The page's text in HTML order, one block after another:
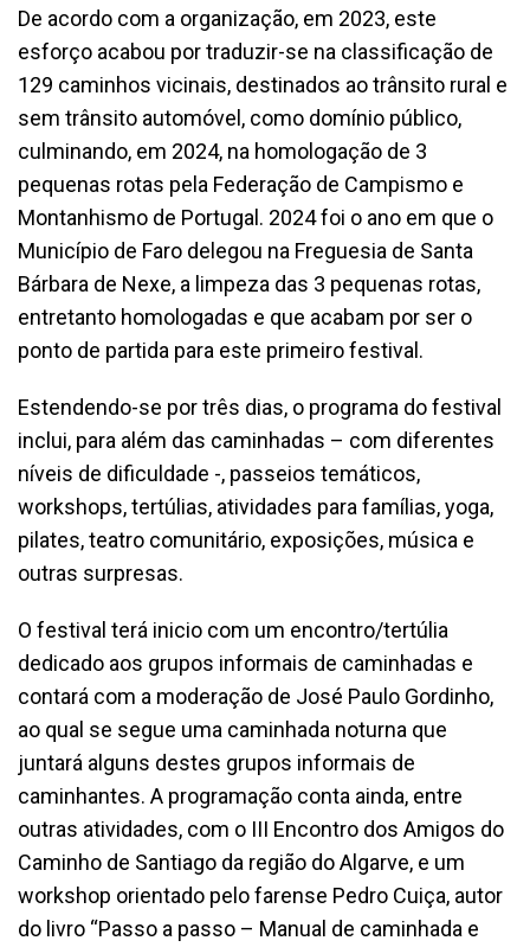
De acordo com a organização, em 2023, este
esforço acabou por traduzir-se na classificação de
129 caminhos vicinais, destinados ao trânsito rural e
sem trânsito automóvel, como domínio público,
culminando, em 2024, na homologação de 3
pequenas rotas pela Federação de Campismo e
Montanhismo de Portugal. 2024 foi o ano em que o
Município de Faro delegou na Freguesia de Santa
Bárbara de Nexe, a limpeza das 3 pequenas rotas,
entretanto homologadas e que acabam por ser o
ponto de partida para este primeiro festival.
Estendendo-se por três dias, o programa do festival
inclui, para além das caminhadas – com diferentes
níveis de dificuldade -, passeios temáticos,
workshops, tertúlias, atividades para famílias, yoga,
pilates, teatro comunitário, exposições, música e
outras surpresas.
O festival terá inicio com um encontro/tertúlia
dedicado aos grupos informais de caminhadas e
contará com a moderação de José Paulo Gordinho,
ao qual se segue uma caminhada noturna que
juntará alguns destes grupos informais de
caminhantes. A programação conta ainda, entre
outras atividades, com o III Encontro dos Amigos do
Caminho de Santiago da região do Algarve, e um
workshop orientado pelo farense Pedro Cuiça, autor
do livro “Passo a passo – Manual de caminhada e